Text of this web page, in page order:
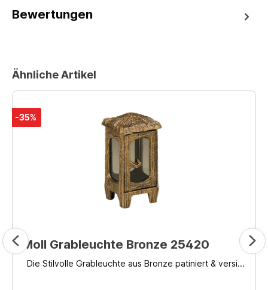
Bewertungen
Ähnliche Artikel
-35%
Moll Grableuchte Bronze 25420
Die Stilvolle Grableuchte aus Bronze patiniert & versi...